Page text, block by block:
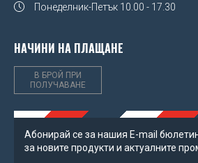
НАЧИНИ НА ПЛАЩАНЕ
В БРОЙ ПРИ
ПОЛУЧАВАНЕ
Понеделник-Петък 10.00 - 17.30
Абонирай се за нашия Е-mail
за новите продукти и актуалните